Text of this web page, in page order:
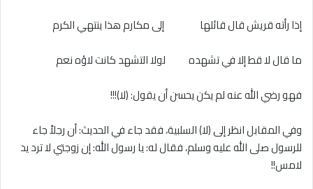
إذا رأته قريش قال قائلها إلى مكارم هذا ينتهي الكرم
ما قال ﻻ قط إلا في تشهده لولا التشهد كانت لاؤه نعم
فهو رضي الله عنه لم يكن يحسن أن يقول: (ﻻ)!!!
وفي المقابل انظر إلى (لا) السلبية، فقد جاء في الحديث: أن رجلاً جاء
للرسول صلى الله عليه وسلم، فقال له: يا رسول الله: إن زوجتي لا ترد يد
لامس!!